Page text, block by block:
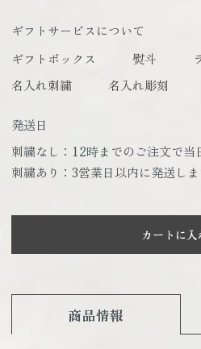
ギフトサービスについて
ギフトボックス
熨斗
名入れ刺繍
名入れ彫刻
発送日
刺繍なし：12時までのご注文で当
刺繍あり：3営業日以内に発送しま
カートに入
商品情報